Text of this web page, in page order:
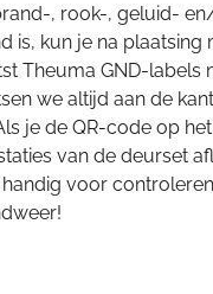
, rook-, geluid-
is, kun je na plaatsing
Theuma GND-labels
we altijd aan de
je de QR-code op
van de deurset
voor